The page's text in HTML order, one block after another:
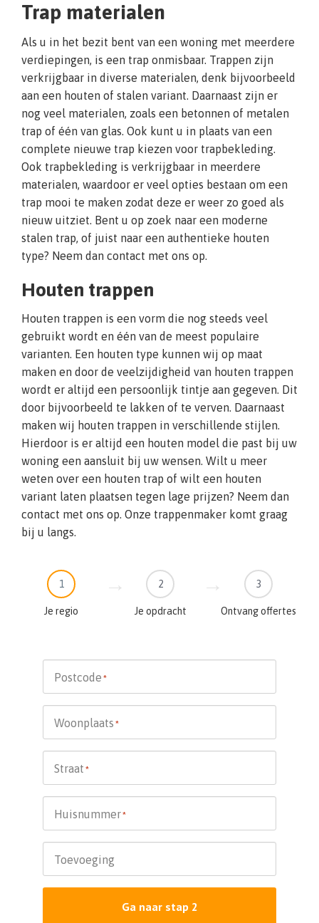
Trap materialen
Als u in het bezit bent van een woning met meerdere
verdiepingen, is een trap onmisbaar. Trappen zijn
verkrijgbaar in diverse materialen, denk bijvoorbeeld
aan een houten of stalen variant. Daarnaast zijn er
nog veel materialen, zoals een betonnen of metalen
trap of één van glas. Ook kunt u in plaats van een
complete nieuwe trap kiezen voor trapbekleding.
Ook trapbekleding is verkrijgbaar in meerdere
materialen, waardoor er veel opties bestaan om een
trap mooi te maken zodat deze er weer zo goed als
nieuw uitziet. Bent u op zoek naar een moderne
stalen trap, of juist naar een authentieke houten
type? Neem dan contact met ons op.
Houten trappen
Houten trappen is een vorm die nog steeds veel
gebruikt wordt en één van de meest populaire
varianten. Een houten type kunnen wij op maat
maken en door de veelzijdigheid van houten trappen
wordt er altijd een persoonlijk tintje aan gegeven. Dit
door bijvoorbeeld te lakken of te verven. Daarnaast
maken wij houten trappen in verschillende stijlen.
Hierdoor is er altijd een houten model die past bij uw
woning een aansluit bij uw wensen. Wilt u meer
weten over een houten trap of wilt een houten
variant laten plaatsen tegen lage prijzen? Neem dan
contact met ons op. Onze trappenmaker komt graag
bij u langs.
1
Je regio
2
Je opdracht
3
Ontvang offertes
Postcode *
Woonplaats *
Straat *
Huisnummer*
Toevoeging
Ga naar stap 2